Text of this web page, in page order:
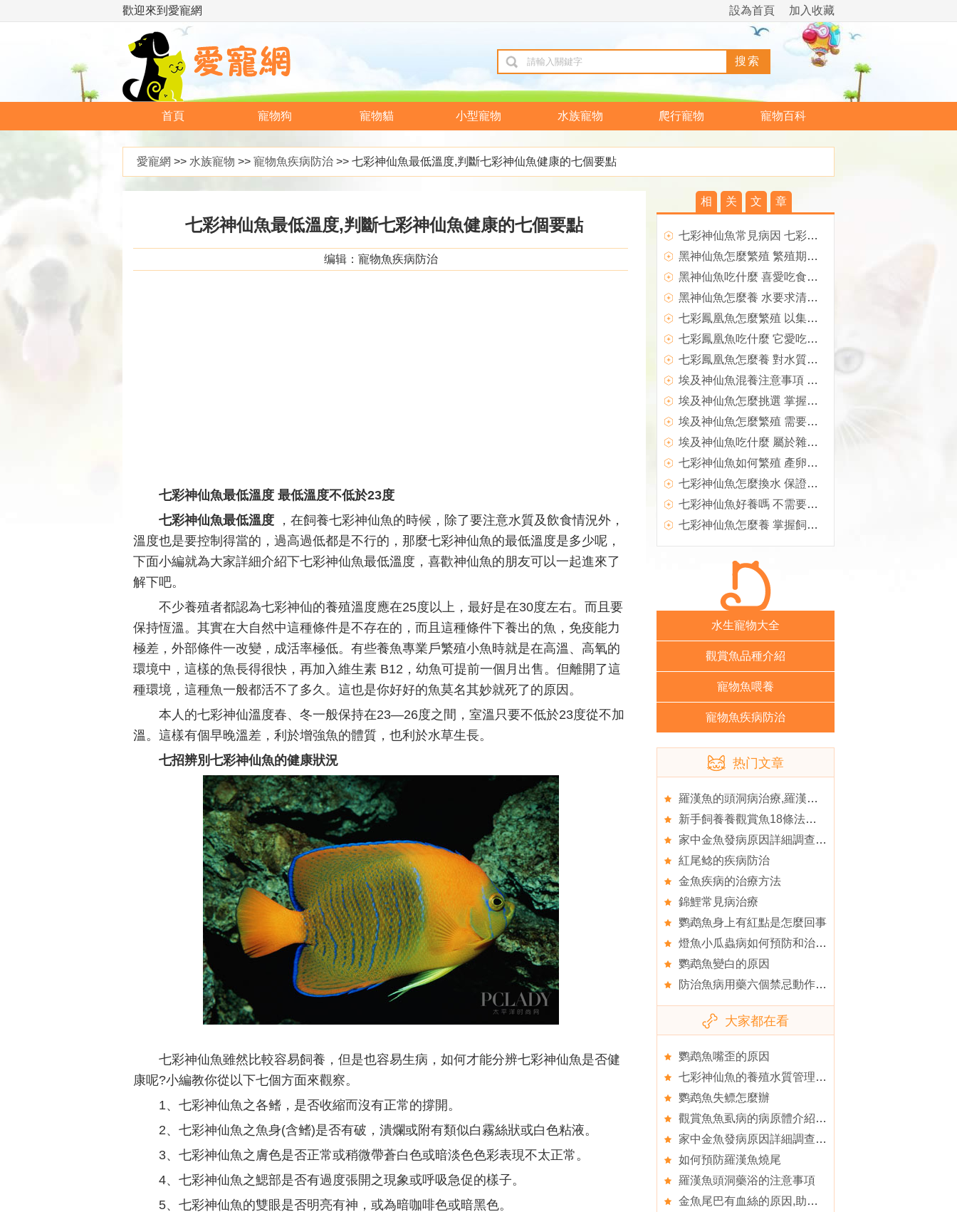
歡迎來到愛寵網 加入收藏
設為首頁
首頁 寵物狗 寵物貓 小型寵物 水族寵物 爬行寵物 寵物百科
愛寵網 >> 水族寵物 >> 寵物魚疾病防治 >> 七彩神仙魚最低溫度,判斷七彩神仙魚健康的七個要點
七彩神仙魚最低溫度,判斷七彩神仙魚健康的七個要點
编辑：寵物魚疾病防治
七彩神仙魚最低溫度 最低溫度不低於23度
七彩神仙魚最低溫度 ，在飼養七彩神仙魚的時候，除了要注意水質及飲食情況外，
溫度也是要控制得當的，過高過低都是不行的，那麼七彩神仙魚的最低溫度是多少呢，
下面小編就為大家詳細介紹下七彩神仙魚最低溫度，喜歡神仙魚的朋友可以一起進來了
解下吧。
不少養殖者都認為七彩神仙的養殖溫度應在25度以上，最好是在30度左右。而且要
保持恆溫。其實在大自然中這種條件是不存在的，而且這種條件下養出的魚，免疫能力
極差，外部條件一改變，成活率極低。有些養魚專業戶繁殖小魚時就是在高溫、高氧的
環境中，這樣的魚長得很快，再加入維生素 B12，幼魚可提前一個月出售。但離開了這
種環境，這種魚一般都活不了多久。這也是你好好的魚莫名其妙就死了的原因。
本人的七彩神仙溫度春、冬一般保持在23—26度之間，室溫只要不低於23度從不加
溫。這樣有個早晚溫差，利於增強魚的體質，也利於水草生長。
七招辨別七彩神仙魚的健康狀況
七彩神仙魚雖然比較容易飼養，但是也容易生病，如何才能分辨七彩神仙魚是否健
康呢?小編教你從以下七個方面來觀察。
1、七彩神仙魚之各鳍，是否收縮而沒有正常的撐開。
2、七彩神仙魚之魚身(含鳍)是否有破，潰爛或附有類似白霧絲狀或白色粘液。
3、七彩神仙魚之膚色是否正常或稍微帶蒼白色或暗淡色色彩表現不太正常。
4、七彩神仙魚之鰓部是否有過度張開之現象或呼吸急促的樣子。
5、七彩神仙魚的雙眼是否明亮有神，或為暗咖啡色或暗黑色。
相 关 文 章
七彩神仙魚常見病因 七彩神仙魚常見疾病的原因
黑神仙魚怎麼繁殖 繁殖期餌料最好多樣性
黑神仙魚吃什麼 喜愛吃食活餌生餌
黑神仙魚怎麼養 水要求清澈透明
七彩鳳凰魚怎麼繁殖 以集體繁殖為宜
七彩鳳凰魚吃什麼 它愛吃動物性食物
七彩鳳凰魚怎麼養 對水質要求不高
埃及神仙魚混養注意事項 掌握混養技巧
埃及神仙魚怎麼挑選 掌握選購技巧
埃及神仙魚怎麼繁殖 需要酸性的軟水
埃及神仙魚吃什麼 屬於雜食性的魚類
七彩神仙魚如何繁殖 產卵後親魚性情凶猛
七彩神仙魚怎麼換水 保證硝化系統良好
七彩神仙魚好養嗎 不需要特殊的光照設備
七彩神仙魚怎麼養 掌握飼養技巧
水生寵物大全
觀賞魚品種介紹
寵物魚喂養
寵物魚疾病防治
热门文章
羅漢魚的頭洞病治療,羅漢魚得了頭洞病怎麼辦
新手飼養養觀賞魚18條法則,觀賞魚
家中金魚發病原因詳細調查,春季金魚的防病原則
紅尾鲶的疾病防治
金魚疾病的治療方法
錦鯉常見病治療
鹦鹉魚身上有紅點是怎麼回事
燈魚小瓜蟲病如何預防和治療,燈魚怎麼養
鹦鹉魚變白的原因
防治魚病用藥六個禁忌動作,為什麼觀賞魚用藥不奏效
大家都在看
鹦鹉魚嘴歪的原因
七彩神仙魚的養殖水質管理,七彩神仙魚發病的五大原因
鹦鹉魚失鳔怎麼辦
觀賞魚魚虱病的病原體介紹,觀賞魚魚虱病的症狀表現
家中金魚發病原因詳細調查,春季金魚的防病原則
如何預防羅漢魚燒尾
羅漢魚頭洞藥浴的注意事項
金魚尾巴有血絲的原因,助金魚“青春常駐”